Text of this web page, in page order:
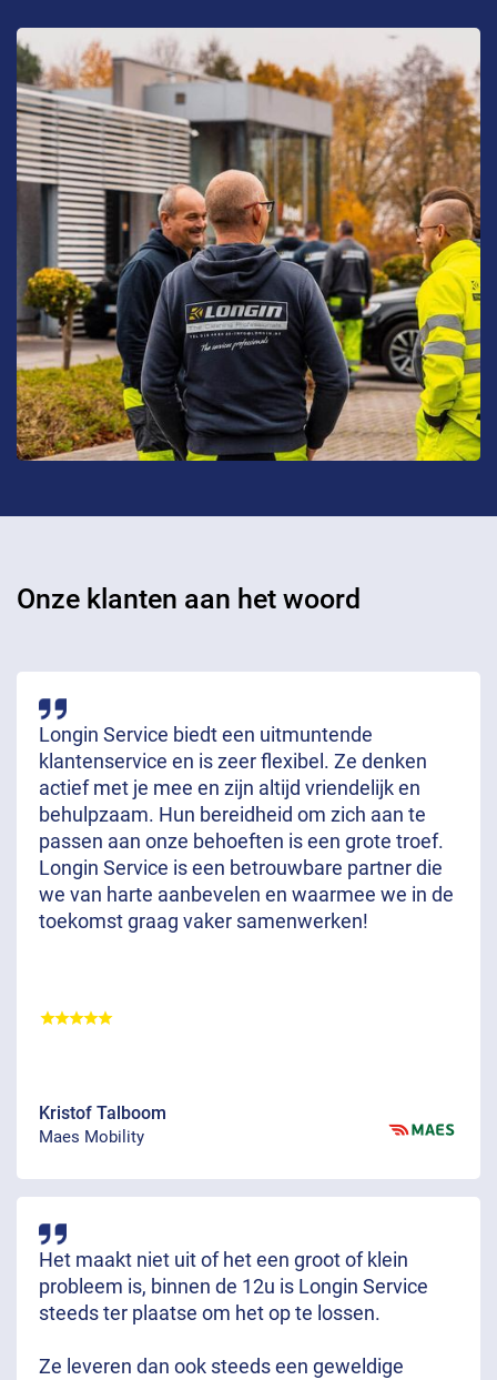
Onze klanten aan het woord
Longin Service biedt een uitmuntende
klantenservice en is zeer flexibel. Ze denken
actief met je mee en zijn altijd vriendelijk en
behulpzaam. Hun bereidheid om zich aan te
passen aan onze behoeften is een grote troef.
Longin Service is een betrouwbare partner die
we van harte aanbevelen en waarmee we in de
toekomst graag vaker samenwerken!
Kristof Talboom
Maes Mobility
Het maakt niet uit of het een groot of klein
probleem is, binnen de 12u is Longin Service
steeds ter plaatse om het op te lossen.
Ze leveren dan ook steeds een geweldige